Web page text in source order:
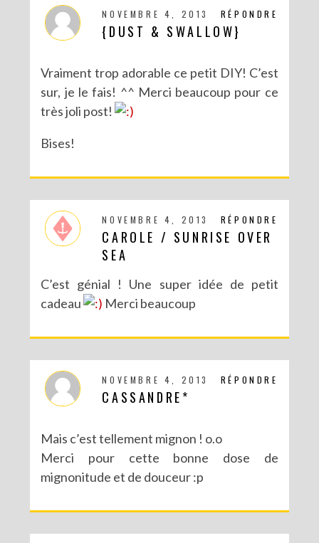
RÉPONDRE
NOVEMBRE 4, 2013
{DUST & SWALLOW}
Vraiment trop adorable ce petit DIY! C’est
sur, je le fais! ^^ Merci beaucoup pour ce
très joli post!
Bises!
RÉPONDRE
NOVEMBRE 4, 2013
CAROLE / SUNRISE OVER
SEA
C’est génial ! Une super idée de petit
cadeau
Merci beaucoup
RÉPONDRE
NOVEMBRE 4, 2013
CASSANDRE*
Mais c’est tellement mignon ! o.o
Merci pour cette bonne dose de
mignonitude et de douceur :p